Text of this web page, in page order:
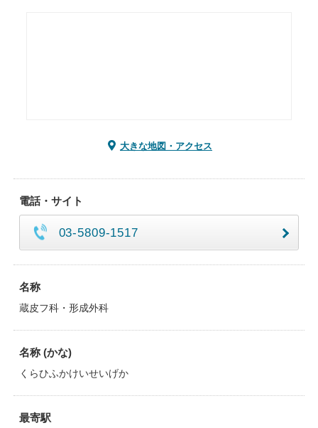
大きな地図・アクセス
電話・サイト
03-5809-1517
名称
蔵皮フ科・形成外科
名称 (かな)
くらひふかけいせいげか
最寄駅